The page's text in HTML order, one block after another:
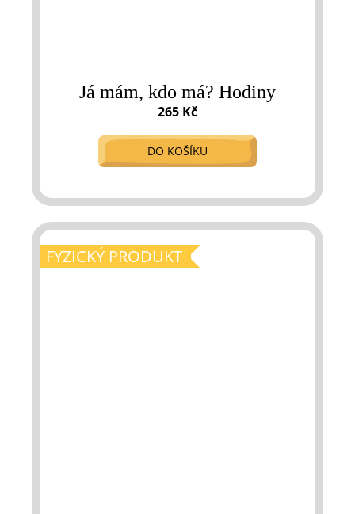
Já mám, kdo má? Hodiny
265 Kč
DO KOŠÍKU
FYZICKÝ PRODUKT